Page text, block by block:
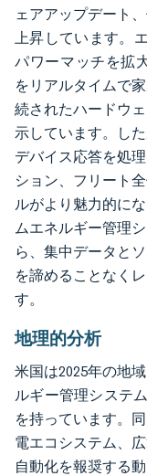
ェアアップデート
上昇しています。
パワーマッチを拡
をリアルタイムで
続されたハードウ
示しています。し
デバイス応答を処
ション、フリート
ルがより魅力的に
ムエネルギー管理
ら、集中データと
を諦めることなく
す。
地理的分析
米国は2025年の地
ルギー管理システ
を持っています。
電エコシステム、
自動化を報奨する